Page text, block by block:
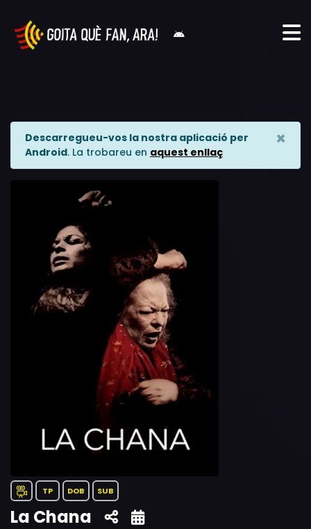
Descarregueu-vos la nostra aplicació per
Android. La trobareu en aquest enllaç
×
TP DOB SUB
La Chana